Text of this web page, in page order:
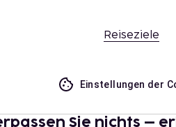
Reiseziele
Einstellungen der
Sie nichts –